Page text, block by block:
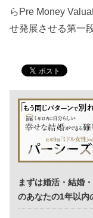
らPre Money
せ発展させる第一
まずは婚活・結婚
のあなたの1年以内